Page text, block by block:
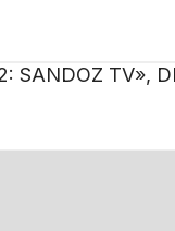
SANDOZ TV»,